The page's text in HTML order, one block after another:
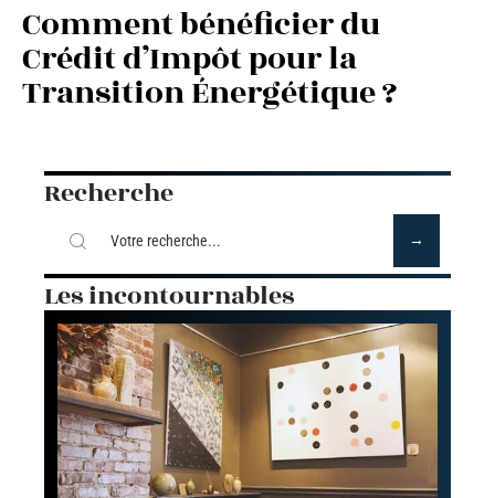
Comment bénéficier du
Crédit d’Impôt pour la
Transition Énergétique ?
Recherche
Les incontournables